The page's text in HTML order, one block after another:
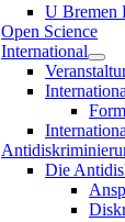
U Bremen
Open Science
International
Die